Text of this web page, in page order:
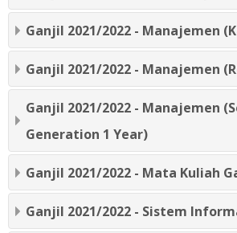
Dokumen Akademik
mata
Ganjil 2021/2022 - Manajemen
Ganjil 2021/2022 - Manajemen
Ganjil 2021/2022 - Manajemen
Generation 1 Year)
Ganjil 2021/2022 - Mata Kuliah
Ganjil 2021/2022 - Sistem